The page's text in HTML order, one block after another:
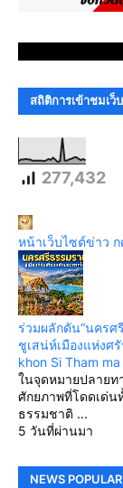
สถิติการเข้าชมเว็
277,432
หน้าเว็บไซต์ข่าว
ร่วมผลักดัน“นครศ
ชูเสน่ห์เมืองแห่งศ
khon Si Tham
ในจุดหมายปลายท
ศักยภาพที่โดดเด่
ธรรมชาติ ...
5 วันที่ผ่านมา
NEWS